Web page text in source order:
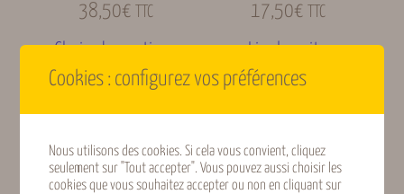
38,50€ TTC
Choix des options
17,50€ TTC
Lire la suite
Cookies : configurez vos préférences
Nous utilisons des cookies. Si cela vous convient, cliquez
seulement sur "Tout accepter". Vous pouvez aussi choisir les
cookies que vous souhaitez accepter ou non en cliquant sur